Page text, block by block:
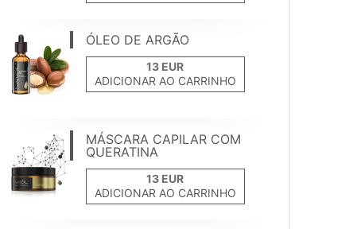
ÓLEO DE ARGÃO
ADICIONAR AO CARRINHO
MÁSCARA CAPILAR COM
QUERATINA
ADICIONAR AO CARRINHO